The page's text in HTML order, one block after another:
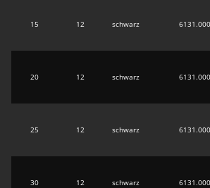
15 12 schwarz
20 12 schwarz
25 12 schwarz
30 12 schwarz